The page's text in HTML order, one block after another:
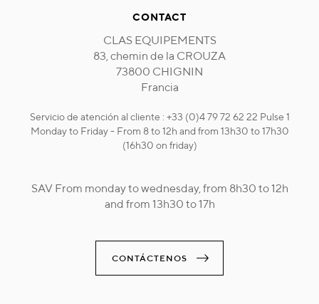
CONTACT
CLAS EQUIPEMENTS
83, chemin de la CROUZA
73800 CHIGNIN
Francia
Servicio de atención al cliente : +33 (0)4 79 72 62 22 Pulse 1
Monday to Friday - From 8 to 12h and from 13h30 to 17h30
(16h30 on friday)
SAV From monday to wednesday, from 8h30 to 12h
and from 13h30 to 17h
CONTÁCTENOS